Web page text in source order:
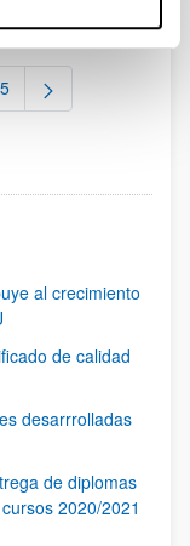
intermedias Use TAB
al crecimiento
de calidad
desarrrolladas
de diplomas
2020/2021